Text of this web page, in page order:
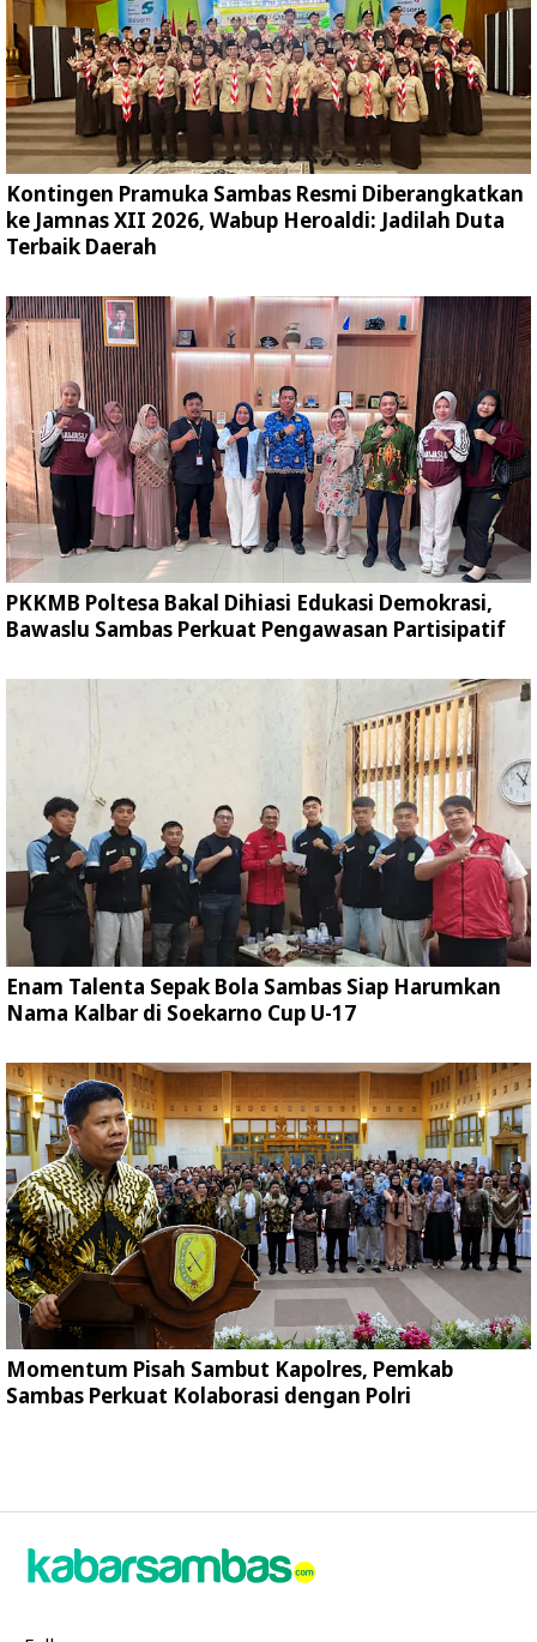
Kontingen Pramuka Sambas Resmi Diberangkatkan
ke Jamnas XII 2026, Wabup Heroaldi: Jadilah Duta
Terbaik Daerah
PKKMB Poltesa Bakal Dihiasi Edukasi Demokrasi,
Bawaslu Sambas Perkuat Pengawasan Partisipatif
Enam Talenta Sepak Bola Sambas Siap Harumkan
Nama Kalbar di Soekarno Cup U-17
Momentum Pisah Sambut Kapolres, Pemkab
Sambas Perkuat Kolaborasi dengan Polri